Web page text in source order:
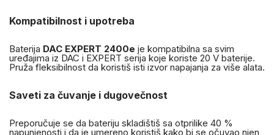
Kompatibilnost i upotreba
Baterija DAC EXPERT 2400e je kompatibilna sa svim
uređajima iz DAC i EXPERT serija koje koriste 20 V baterije.
Pruža fleksibilnost da koristiš isti izvor napajanja za više alata.
Saveti za čuvanje i dugovečnost
Preporučuje se da bateriju skladištiš sa otprilike 40 %
napunjenosti i da je umereno koristiš kako bi se očuvao njen